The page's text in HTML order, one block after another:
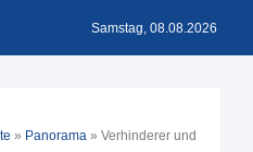
Samstag, 08.08.2026
» Panorama » Verhinderer und